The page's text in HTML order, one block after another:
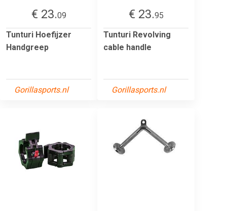
€ 23.09
Tunturi Hoefijzer
Handgreep
Gorillasports.nl
€ 23.95
Tunturi Revolving
cable handle
Gorillasports.nl